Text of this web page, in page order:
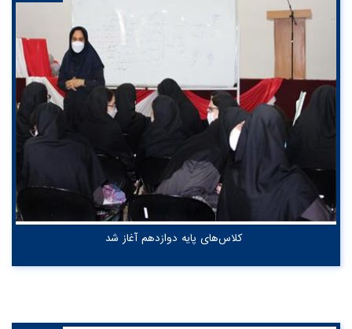
کلاس‌های پایه دوازدهم آغاز شد